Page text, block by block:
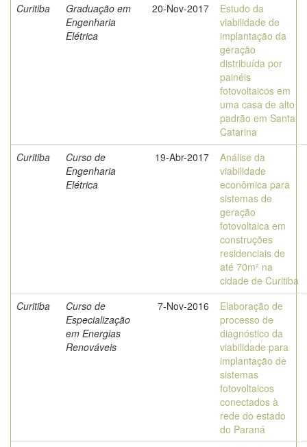
Curitiba
Graduação em
Engenharia
Elétrica
20-Nov-2017
Estudo da
viabilidade de
implantação da
geração
distribuída por
painéis
fotovoltaicos em
uma casa de alto
padrão em Santa
Catarina
Curitiba
Curso de
Engenharia
Elétrica
19-Abr-2017
Análise da
viabilidade
econômica para
sistemas de
geração
fotovoltaica em
construções
residenciais de
até 70m² na
cidade de Curitiba
Curitiba
Curso de
Especialização
em Energias
Renováveis
7-Nov-2016
Elaboração de
processo de
diagnóstico da
viabilidade para
implantação de
sistemas
fotovoltaicos
conectados à
rede do estado
do Paraná